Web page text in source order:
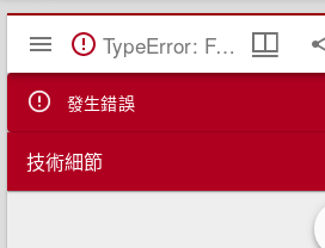
Mirador
覽
TypeError: Failed to fetch
發生錯誤
技術細節